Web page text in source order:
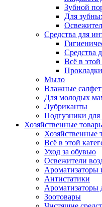
Зубной
Для
Средства для
Средства
Всё в этой
Мыло
Влажные
Для молодых
Лубриканты
Подгузники для
Хозяйственные
Хозяйственные
Всё в этой
Уход за обувью
Освежители
Ароматизаторы
Антистатики
Ароматизаторы
Зоотовары